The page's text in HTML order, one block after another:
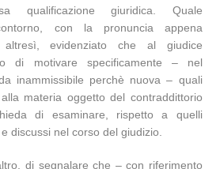
qualificazione giuridica. Quale
con la pronuncia appena
evidenziato che al giudice
di motivare specificamente – nel
inammissibile perchè nuova – quali
materia oggetto del contraddittorio
di esaminare, rispetto a quelli
discussi nel corso del giudizio.
di segnalare che – con riferimento